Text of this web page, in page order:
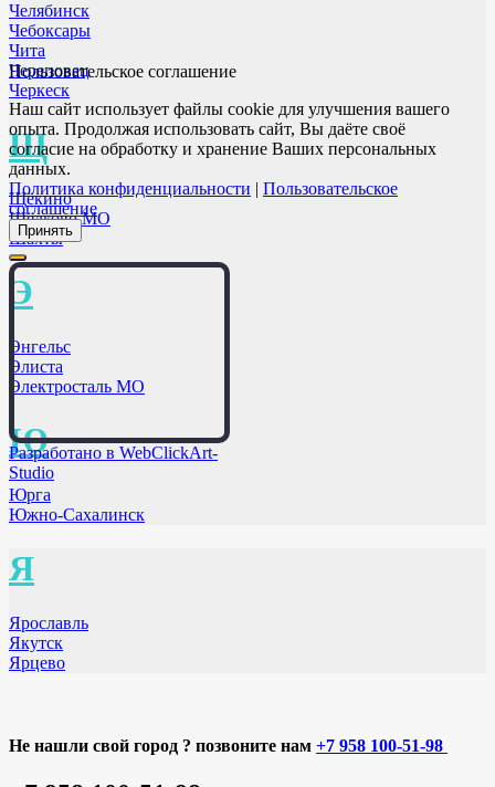
Челябинск
Чебоксары
Чита
Череповец
Черкеск
Щ
Щёкино
Щёлково МО
Шахты
Э
Энгельс
Элиста
Электросталь МО
Ю
Юрга
Южно-Сахалинск
Я
Ярославль
Якутск
Ярцево
Не нашли свой город ? позвоните нам +7 958 100-51-98
Пользовательское соглашение
Наш сайт использует файлы cookie для улучшения вашего
опыта. Продолжая использовать сайт, Вы даёте своё
согласие на обработку и хранение Ваших персональных
данных.
Политика конфиденциальности | Пользовательское
соглашение
Принять
Разработано в WebClickArt-
Studio